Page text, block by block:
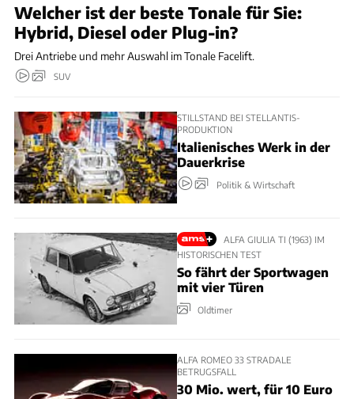
Welcher ist der beste Tonale für Sie:
Hybrid, Diesel oder Plug-in?
Drei Antriebe und mehr Auswahl im Tonale Facelift.
SUV
STILLSTAND BEI STELLANTIS-
PRODUKTION
Italienisches Werk in der
Dauerkrise
Politik & Wirtschaft
ALFA GIULIA TI (1963) IM
HISTORISCHEN TEST
So fährt der Sportwagen
mit vier Türen
Oldtimer
ALFA ROMEO 33 STRADALE
BETRUGSFALL
30 Mio. wert, für 10 Euro